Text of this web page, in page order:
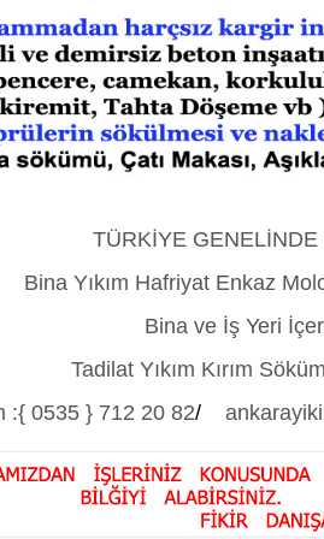
TÜRKİYE
Bina Yıkım Hafriyat Enkaz
Bina ve İş Yeri
Tadilat Yıkım Kırım
:{ 0535 } 712 20 82/